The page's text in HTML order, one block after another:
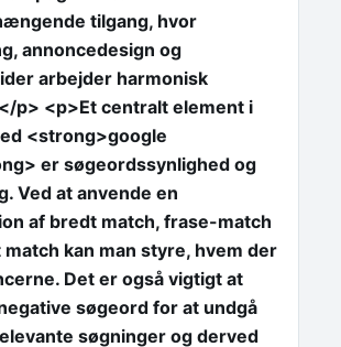
tilgang, hvor
annoncedesign og
arbejder harmonisk
p> <p>Et centralt element i
<strong>google
er søgeordssynlighed og
Ved at anvende en
af bredt match, frase-match
match kan man styre, hvem der
Det er også vigtigt at
søgeord for at undgå
søgninger og derved